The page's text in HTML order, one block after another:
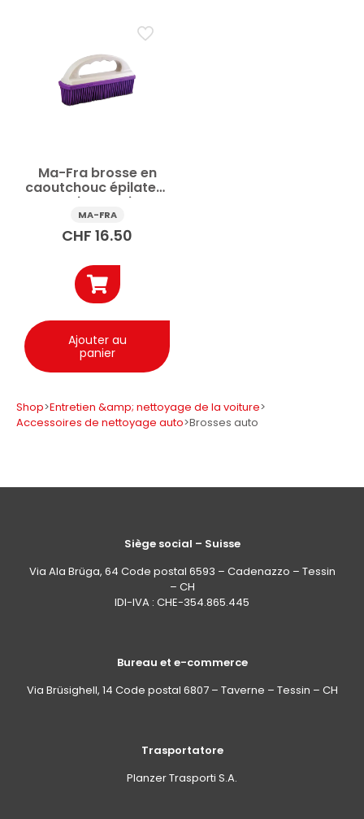
Ma-Fra brosse en
caoutchouc épilateur
pour voiture Animaux
de compagnie
MA-FRA
CHF 16.50
Ajouter au
panier
Shop>Entretien &amp; nettoyage de la voiture>
Accessoires de nettoyage auto>Brosses auto
Siège social – Suisse
Via Ala Brüga, 64 Code postal 6593 – Cadenazzo – Tessin
– CH
IDI-IVA : CHE-354.865.445
Bureau et e-commerce
Via Brüsighell, 14 Code postal 6807 – Taverne – Tessin – CH
Trasportatore
Planzer Trasporti S.A.